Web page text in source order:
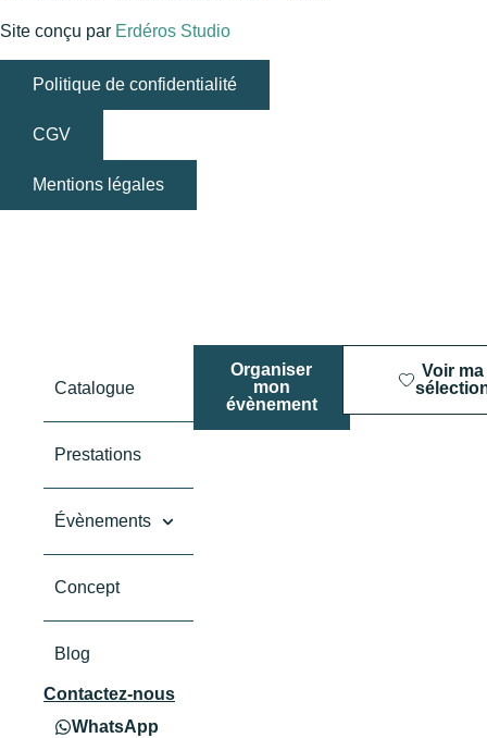
Site conçu par Erdéros Studio
Politique de confidentialité
CGV
Mentions légales
Catalogue
Prestations
Évènements
Concept
Blog
Organiser
mon
évènement
Voir ma
Contactez-nous
WhatsApp